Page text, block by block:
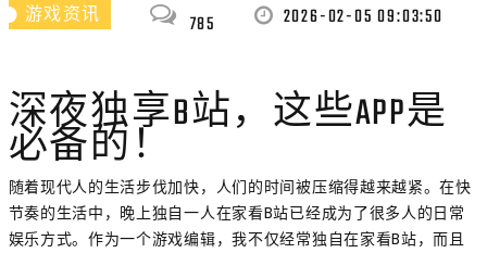
游戏资讯 785 2026-02-05 09:03:50
深夜独享B站，这些APP是
必备的！
随着现代人的生活步伐加快，人们的时间被压缩得越来越紧。在快
节奏的生活中，晚上独自一人在家看B站已经成为了很多人的日常
娱乐方式。作为一个游戏编辑，我不仅经常独自在家看B站，而且